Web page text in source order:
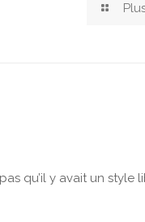
qu’il y avait un style